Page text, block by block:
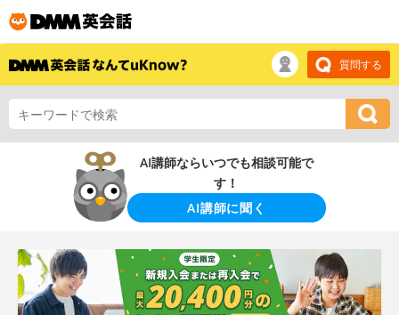
質問する
AI講師ならいつでも相談可能で
す！
AI講師に聞く